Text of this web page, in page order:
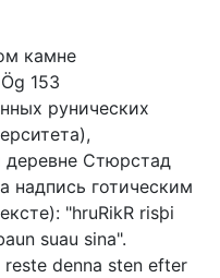
камне
153
рунических
деревне Стюрстад
надпись готическим
"hruRikR risþi
suau sina".
denna sten efter